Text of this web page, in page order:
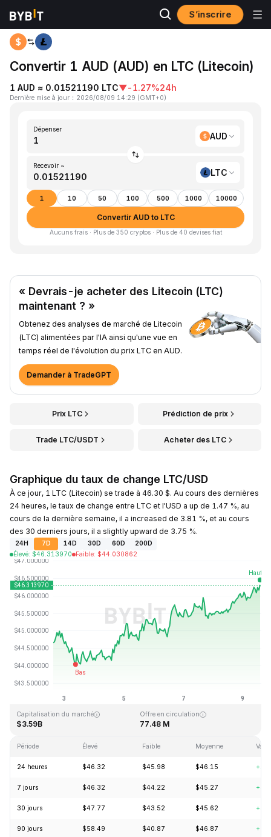
S’inscrire
Accueil
Convertir 1 AUD (AUD) en LTC (Litecoin)
1 AUD ≈ 0.01521190 LTC▼-1.27%24h
Dernière mise à jour ： 2026/08/09 14:29 (GMT+0)
Dépenser
AUD
Recevoir ~
LTC
1 10 50 100 500 1000 10000
Convertir AUD to LTC
Aucuns frais · Plus de 350 cryptos · Plus de 40 devises fiat
« Devrais-je acheter des Litecoin (LTC)
maintenant ? »
Obtenez des analyses de marché de Litecoin
(LTC) alimentées par l'IA ainsi qu'une vue en
temps réel de l'évolution du prix LTC en AUD.
Demander à TradeGPT
Prix LTC Prédiction de prix
Trade LTC/USDT Acheter des LTC
Graphique du taux de change LTC/USD
À ce jour, 1 LTC (Litecoin) se trade à 46.30 $. Au cours des dernières
24 heures, le taux de change entre LTC et l'USD a up de 1.47 %, au
cours de la dernière semaine, il a increased de 3.81 %, et au cours
des 30 derniers jours, il a slightly upward de 3.75 %.
24H 7D 14D 30D 60D
200D
Élevé: $46.313970 Faible: $44.030862
Dernière mise à jour : 2026-08-09, 14:29 GMT+0
Plus haut niveau historique
Capitalisation du marché
$3.59B
Offre en circulation
77.48 M
Période Élevé Faible Moyenne
24 heures $46.32 $45.98 $46.15
7 jours $46.32 $44.22 $45.27
30 jours $47.77 $43.52 $45.62
90 jours $58.49 $40.87 $46.87